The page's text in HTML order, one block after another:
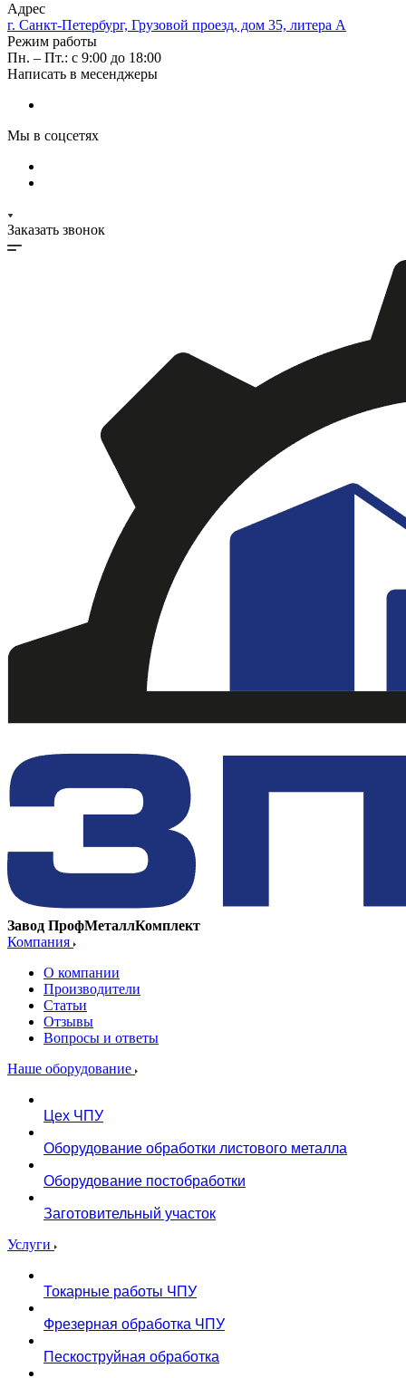
Адрес
г. Санкт-Петербург, Грузовой проезд, дом 35, литера А
Режим работы
Пн. – Пт.: с 9:00 до 18:00
Написать в месенджеры
Мы в соцсетях
Заказать звонок
Завод ПрофМеталлКомплект
Компания
О компании
Производители
Статьи
Отзывы
Вопросы и ответы
Наше оборудование
Цех ЧПУ
Оборудование обработки листового металла
Оборудование постобработки
Заготовительный участок
Услуги
Токарные работы ЧПУ
Фрезерная обработка ЧПУ
Пескоструйная обработка